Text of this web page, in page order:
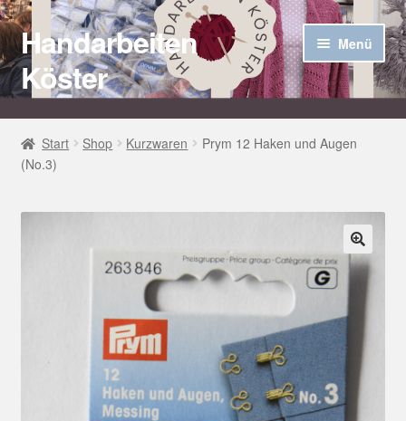
Zur
Navigation
springen
Zum
Inhalt
springen
Handarbeiten
Köster
Menü
Startseite
Über uns
Aktuelles
Häkel Techniken
Kasse
Mein Konto
Start Shop Kurzwaren
Prym 12 Haken und Augen
(No.3)
🔍